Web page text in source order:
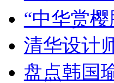
“中华赏
清华设计
盘点韩国